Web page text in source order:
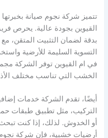
تتميز شركة نجوم صيانة
القيوين بجودة عالية. يحرص
بدقة لضمان التثبيت المتقن،
التسوية السليمة للأرضية
في ام القيوين توفر الشركة
الخشب التي تناسب مختلف
أيضًا، تقدم الشركة خدمات
التركيب، مثل تطبيق طبقات
أو الخدوش. لذلك، إذا كنت
أرضيات خشبية، فإن شركة نجوم